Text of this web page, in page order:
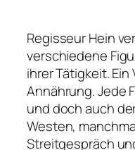
Regisseur Hein
verschiedene
ihrer Tätigkeit.
Annährung. Jede
und doch auch
Westen,
Streitgespräch